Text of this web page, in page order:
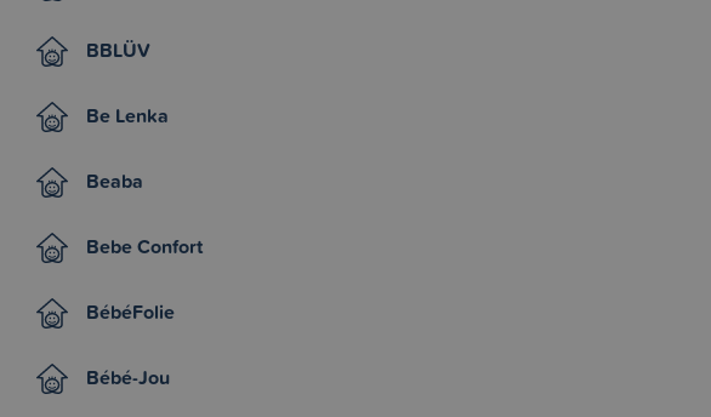
BBLÜV
Be Lenka
Beaba
Bebe Confort
BébéFolie
Bébé-Jou